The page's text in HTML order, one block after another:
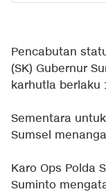
Pencabutan
(SK) Gubernur
karhutla berlaku
Sementara
Sumsel
Karo Ops Polda
Suminto